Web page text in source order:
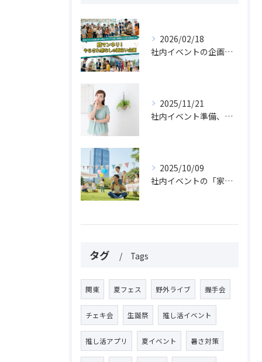
2026/02/18
社内イベントの企画に使える面白いアイデア30選｜課題別にすぐ選べる実例まとめ
2025/11/21
社内イベント準備、片手間では絶対に失敗する理由
2025/10/09
社内イベントの「家族参加」費用、福利厚生費でOK？課税リスクと経費処理の落とし穴を解説！
タグ Tags
関東 夏フェス 野外ライブ 握手会
チェキ会 生誕祭 推し活イベント
推し活アプリ 夏イベント 暑さ対策